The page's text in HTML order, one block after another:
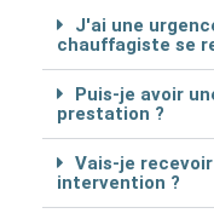
J'ai une
chauffagiste se
Puis-je avoir
prestation ?
Vais-je
intervention ?